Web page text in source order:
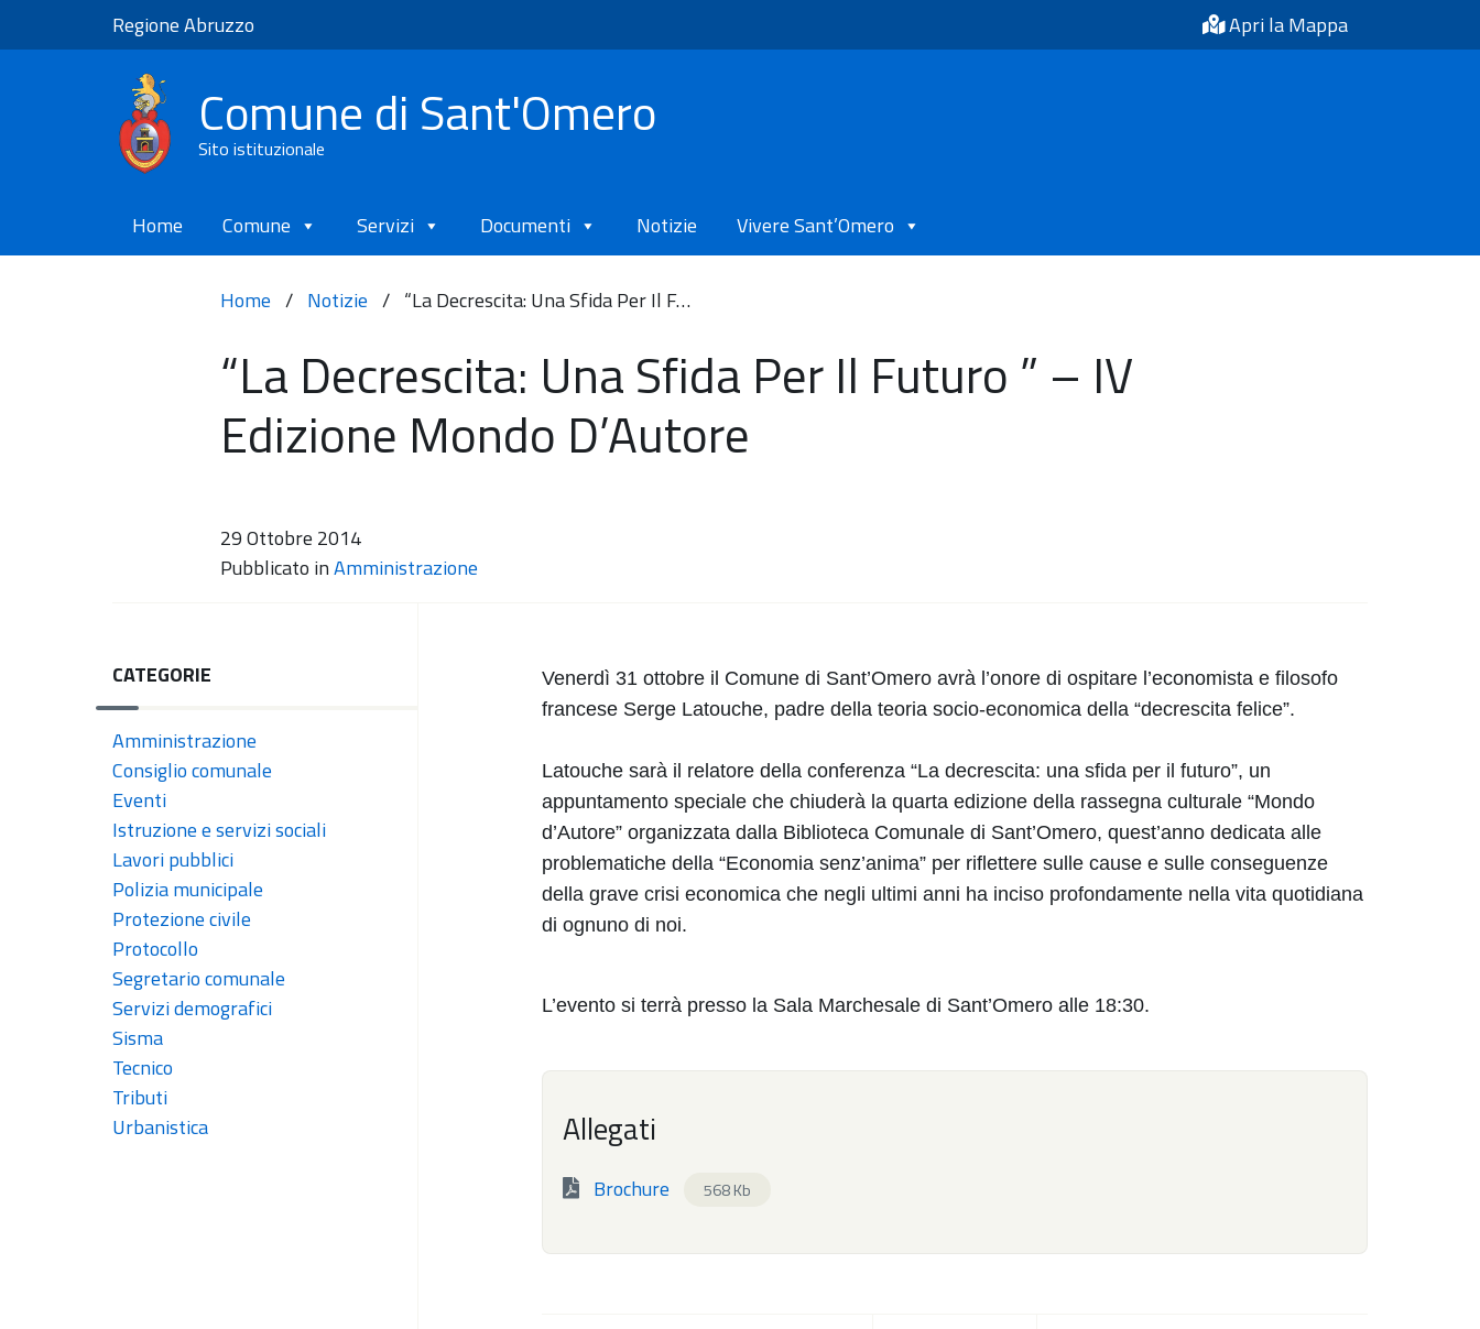
Regione Abruzzo Apri la Mappa
Comune di Sant'Omero
Sito istituzionale
Home Comune Servizi Documenti Notizie Vivere Sant’Omero
Home / Notizie / “La Decrescita: Una Sfida Per Il F…
“La Decrescita: Una Sfida Per Il Futuro ” – IV
Edizione Mondo D’Autore
29 Ottobre 2014
Pubblicato inAmministrazione
Venerdì 31 ottobre il Comune di Sant’Omero avrà l’onore di ospitare l’economista e filosofo
francese Serge Latouche, padre della teoria socio-economica della “decrescita felice”.
Latouche sarà il relatore della conferenza “La decrescita: una sfida per il futuro”, un
appuntamento speciale che chiuderà la quarta edizione della rassegna culturale “Mondo
d’Autore” organizzata dalla Biblioteca Comunale di Sant’Omero, quest’anno dedicata alle
problematiche della “Economia senz’anima” per riflettere sulle cause e sulle conseguenze
della grave crisi economica che negli ultimi anni ha inciso profondamente nella vita quotidiana
di ognuno di noi.
L’evento si terrà presso la Sala Marchesale di Sant’Omero alle 18:30.
Allegati
Brochure 568 Kb
CATEGORIE
Amministrazione
Consiglio comunale
Eventi
Istruzione e servizi sociali
Lavori pubblici
Polizia municipale
Protezione civile
Protocollo
Segretario comunale
Servizi demografici
Sisma
Tecnico
Tributi
Urbanistica